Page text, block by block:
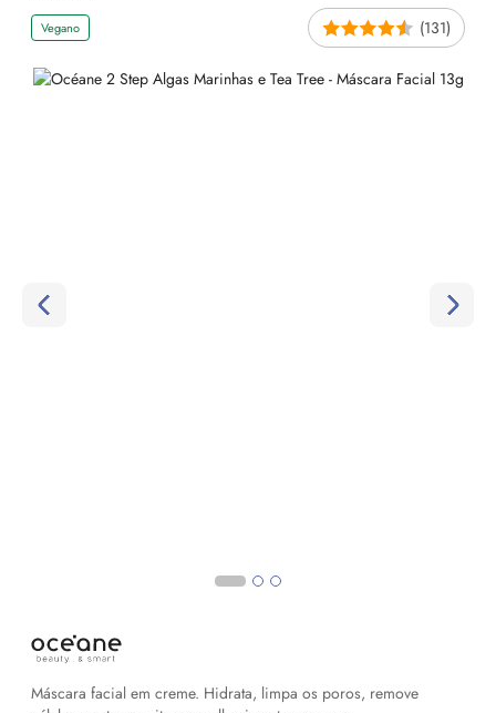
Vegano (131)
Máscara facial em creme. Hidrata, limpa os poros, remove